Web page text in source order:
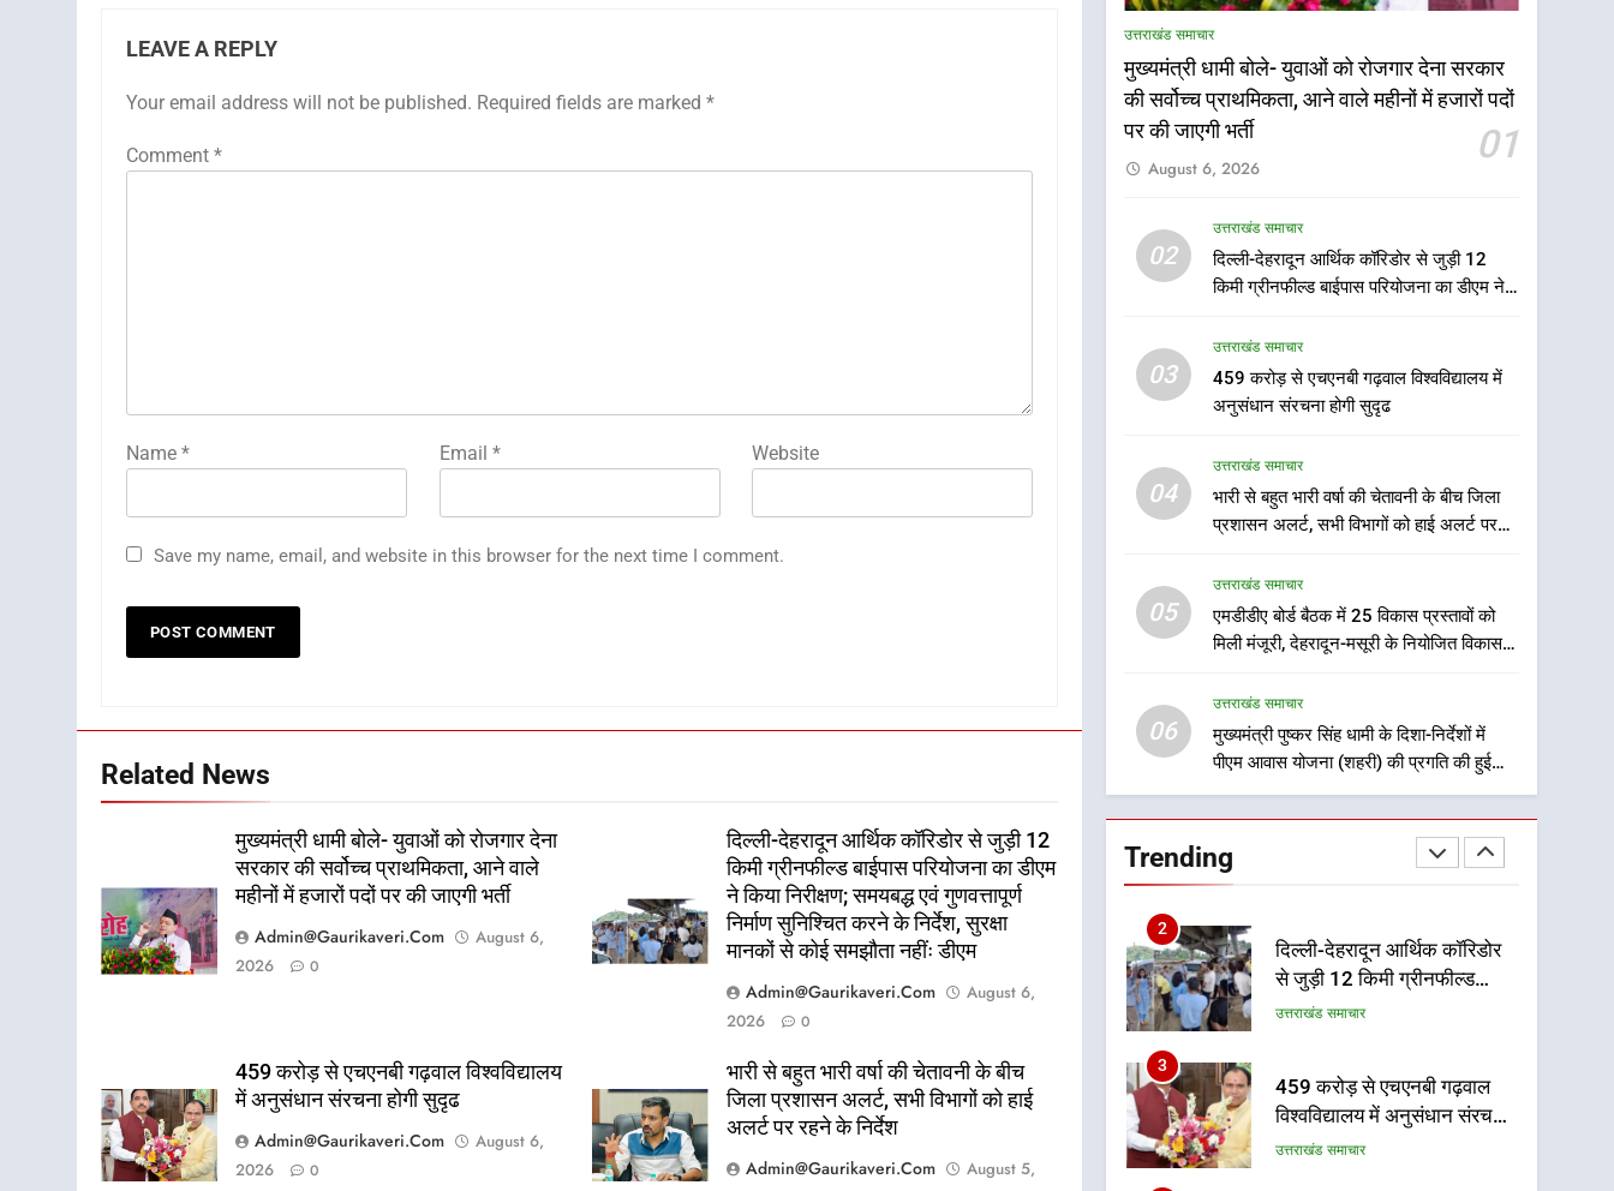
LEAVE A REPLY
Your email address will not be published. Required fields are marked *
Comment *
Name * Email * Website
Save my name, email, and website in this browser for the next time I comment.
Related News
मुख्यमंत्री धामी बोले- युवाओं को रोजगार देना
सरकार की सर्वोच्च प्राथमिकता, आने वाले
महीनों में हजारों पदों पर की जाएगी भर्ती
Admin@gaurikaveri.com
August 6,
2026
0
दिल्ली-देहरादून आर्थिक कॉरिडोर से जुड़ी 12
किमी ग्रीनफील्ड बाईपास परियोजना का डीएम
ने किया निरीक्षण; समयबद्ध एवं गुणवत्तापूर्ण
निर्माण सुनिश्चित करने के निर्देश, सुरक्षा
मानकों से कोई समझौता नहींः डीएम
Admin@gaurikaveri.com
August 6,
2026
0
459 करोड़ से एचएनबी गढ़वाल विश्वविद्यालय
में अनुसंधान संरचना होगी सुदृढ
Admin@gaurikaveri.com
August 6,
2026
0
भारी से बहुत भारी वर्षा की चेतावनी के बीच
जिला प्रशासन अलर्ट, सभी विभागों को हाई
अलर्ट पर रहने के निर्देश
Admin@gaurikaveri.com
August 5,
उत्तराखंड समाचार
मुख्यमंत्री धामी बोले- युवाओं को रोजगार देना सरकार
की सर्वोच्च प्राथमिकता, आने वाले महीनों में हजारों पदों
पर की जाएगी भर्ती
01
August 6, 2026
02
उत्तराखंड समाचार
दिल्ली-देहरादून आर्थिक कॉरिडोर से जुड़ी 12
किमी ग्रीनफील्ड बाईपास परियोजना का डीएम ने
सुनिश्चित करने के निर्देश, सुरक्षा मानकों से कोई
समझौता नहींः डीएम
03
उत्तराखंड समाचार
459 करोड़ से एचएनबी गढ़वाल विश्वविद्यालय में
अनुसंधान संरचना होगी सुदृढ
04
उत्तराखंड समाचार
भारी से बहुत भारी वर्षा की चेतावनी के बीच जिला
प्रशासन अलर्ट, सभी विभागों को हाई अलर्ट पर
05
उत्तराखंड समाचार
एमडीडीए बोर्ड बैठक में 25 विकास प्रस्तावों को
मिली मंजूरी, देहरादून-मसूरी के नियोजित विकास
06
उत्तराखंड समाचार
मुख्यमंत्री पुष्कर सिंह धामी के दिशा-निर्देशों में
पीएम आवास योजना (शहरी) की प्रगति की हुई
समीक्षा
Trending
5
एमडीडीए बोर्ड बैठक में 25 विकास
प्रस्तावों को मिली मंजूरी, देहरादून-
मिलेगी रफ्तार
6
मुख्यमंत्री पुष्कर सिंह धामी के
योजना (शहरी) की प्रगति की हुई
समीक्षा
उत्तराखंड समाचार
7
बैरागीवाला हत्याकांड के फरार चल
उत्तराखंड समाचार
को देहरादून में स्कूल बंद
उत्तराखंड समाचार
1
मुख्यमंत्री धामी बोले- युवाओं को
रोजगार देना सरकार की सर्वोच्च
प्राथमिकता, आने वाले महीनों में
2
दिल्ली-देहरादून आर्थिक कॉरिडोर
से जुड़ी 12 किमी ग्रीनफील्ड
बाईपास परियोजना का डीएम ने
के निर्देश, सुरक्षा मानकों से कोई
समझौता नहींः डीएम
उत्तराखंड समाचार
3
459 करोड़ से एचएनबी गढ़वाल
विश्वविद्यालय में अनुसंधान संरचना
होगी सुदृढ
उत्तराखंड समाचार